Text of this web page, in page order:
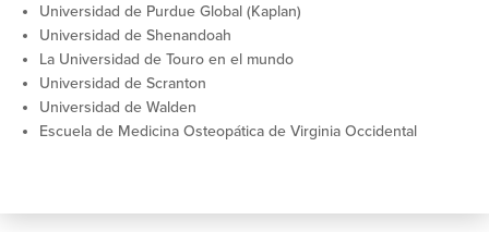
Universidad de Purdue Global (Kaplan)
Universidad de Shenandoah
La Universidad de Touro en el mundo
Universidad de Scranton
Universidad de Walden
Escuela de Medicina Osteopática de Virginia Occidental